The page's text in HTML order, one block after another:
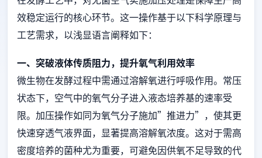
效稳定运行的核心环节。这一操作基于以下科学原理与
工艺需求，以浅显语言阐释如下：
一、突破液体传质阻力，提升氧气利用效率
微生物在发酵过程中需通过溶解氧进行呼吸作用。常压
状态下，空气中的氧气分子进入液态培养基的速率受
限。加压操作如同为氧气分子施加”推进力”，使其更
快速穿透气液界面，显著提高溶解氧浓度。这对于需高
密度培养的菌种尤为重要，可避免因供氧不足导致的代